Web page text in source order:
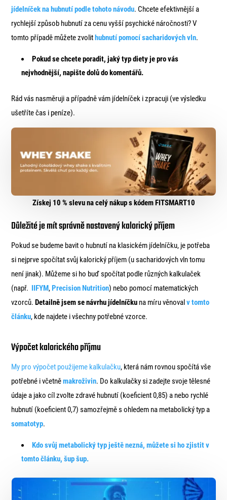
jídelníček na hubnutí podle tohoto návodu. Chcete efektivnější a
rychlejší způsob hubnutí za cenu vyšší psychické náročnosti? V
tomto případě můžete zvolithubnutí pomocí sacharidových vln.
Pokud se chcete poradit, jaký typ diety je pro vás
nejvhodnější, napište dolů do komentářů.
Rád vás nasměruji a případně vám jídelníček i zpracuji (ve výsledku
ušetříte čas i peníze).
Získej 10 % slevu na celý nákup s kódem FITSMART10
Důležité je mít správně nastavený kalorický příjem
Pokud se budeme bavit o hubnutí na klasickém jídelníčku, je potřeba
si nejprve spočítat svůj kalorický příjem (u sacharidových vln tomu
není jinak). Můžeme si ho buď spočítat podle různých kalkulaček
(např. IIFYM,Precision Nutrition) nebo pomocí matematických
vzorců.Detailně jsem se návrhu jídelníčku na míru věnovalv tomto
článku, kde najdete i všechny potřebné vzorce.
Výpočet kalorického příjmu
My pro výpočet použijeme kalkulačku, která nám rovnou spočítá vše
potřebné i včetněmakroživin. Do kalkulačky si zadejte svoje tělesné
údaje a jako cíl zvolte zdravé hubnutí (koeficient 0,85) a nebo rychlé
hubnutí (koeficient 0,7) samozřejmě s ohledem na metabolický typ a
somatotyp.
Kdo svůj metabolický typ ještě nezná, můžete si ho zjistit v
tomto článku, šup šup.